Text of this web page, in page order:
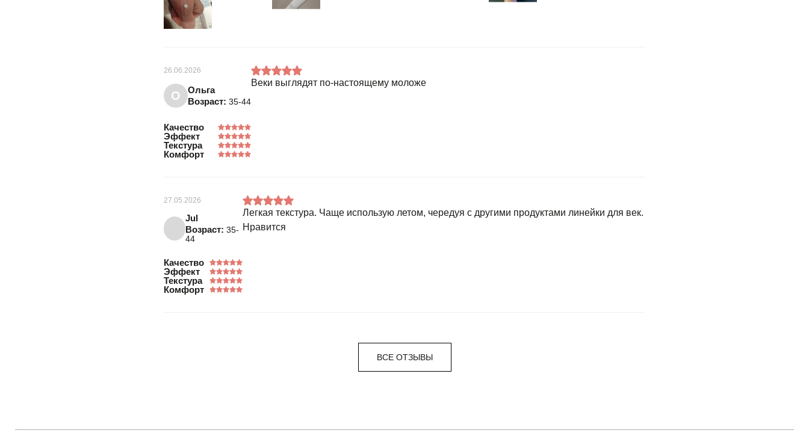
26.06.2026
О
Ольга
Возраст: 35-44
Качество
Эффект
Текстура
Комфорт
Веки выглядят по-настоящему моложе
27.05.2026
Jul
Возраст:35-
44
Качество
Эффект
Текстура
Комфорт
Легкая текстура. Чаще использую летом, чередуя с другими продуктами линейки для век.
Нравится
ВСЕ ОТЗЫВЫ